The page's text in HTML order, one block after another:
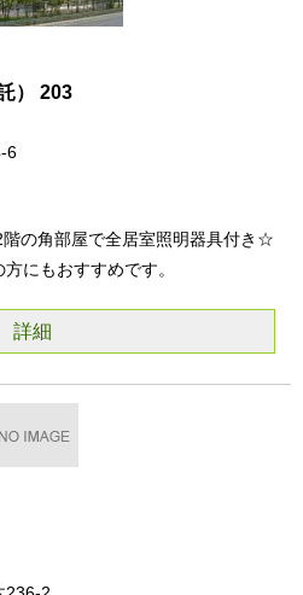
） 203
6
の角部屋で全居室照明器具付き☆
にもおすすめです。
詳細